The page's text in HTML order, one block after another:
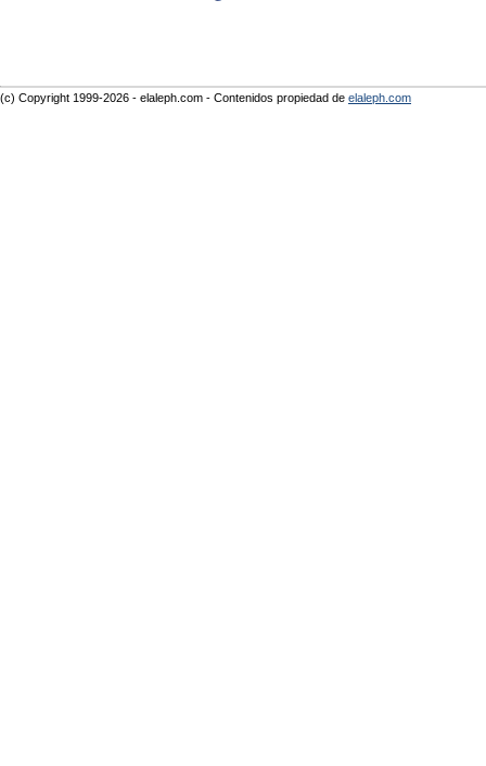
(c) Copyright 1999-2026 - elaleph.com - Contenidos propiedad de elaleph.com